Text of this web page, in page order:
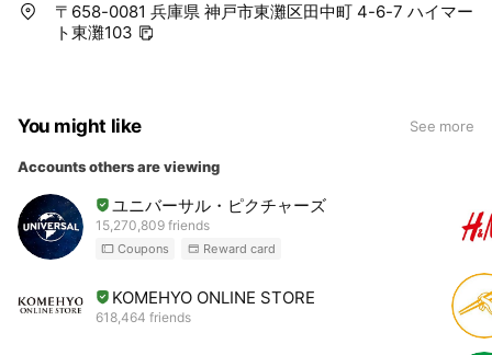
〒658-0081 兵庫県 神戸市東灘区田中町 4-6-7 ハイマー
ト東灘103
You might like See more
Accounts others are viewing
ユニバーサル・ピクチャーズ
15,270,809 friends
Coupons Reward card
KOMEHYO ONLINE STORE
618,464 friends